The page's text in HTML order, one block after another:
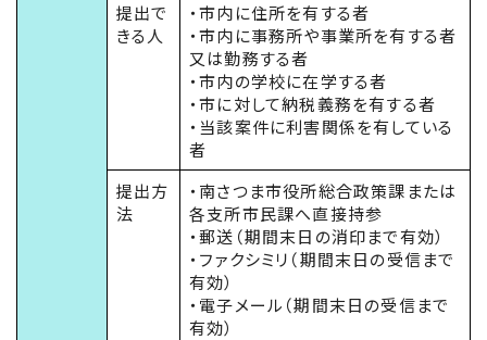
提出で
きる人
・市内に住所を有する者
・市内に事務所や事業所を有する者
又は勤務する者
・市内の学校に在学する者
・市に対して納税義務を有する者
・当該案件に利害関係を有している
者
提出方
法
・南さつま市役所総合政策課または
各支所市民課へ直接持参
・郵送（期間末日の消印まで有効）
・ファクシミリ（期間末日の受信まで
有効）
・電子メール（期間末日の受信まで
有効）